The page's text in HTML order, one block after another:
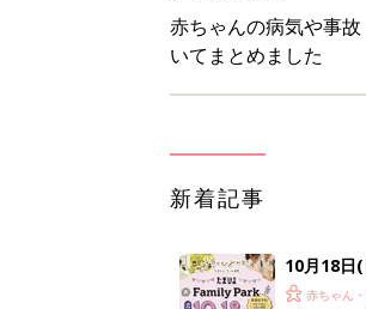
赤ちゃんの病気や事
いてまとめました
新着記事
10月18日
赤ちゃん